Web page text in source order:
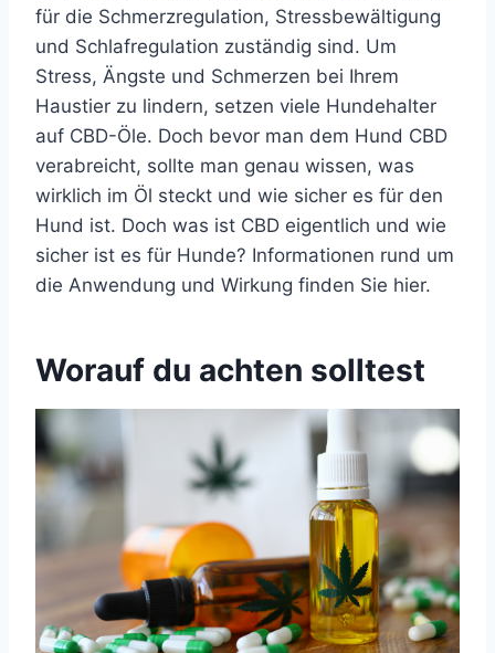
für die Schmerzregulation, Stressbewältigung
und Schlafregulation zuständig sind. Um
Stress, Ängste und Schmerzen bei Ihrem
Haustier zu lindern, setzen viele Hundehalter
auf CBD-Öle. Doch bevor man dem Hund CBD
verabreicht, sollte man genau wissen, was
wirklich im Öl steckt und wie sicher es für den
Hund ist. Doch was ist CBD eigentlich und wie
sicher ist es für Hunde? Informationen rund um
die Anwendung und Wirkung finden Sie hier.
Worauf du achten solltest